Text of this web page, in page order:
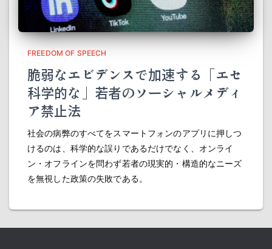
FREEDOM OF SPEECH
脆弱なエビデンスで加速する「エセ
科学的な」若者のソーシャルメディ
ア禁止法
社会の病弊のすべてをスマートフォンのアプリに押しつ
けるのは、科学的な誤りであるだけでなく、オンライ
ン・オフラインを問わず若者の現実的・構造的なニーズ
を無視した政策の失敗である。